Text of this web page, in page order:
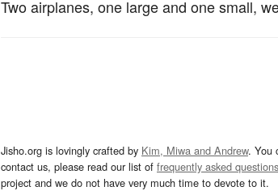
Two airplanes, one large and one small,
Jisho.org is lovingly crafted by Kim, Miwa and Andrew. You
contact us, please read our list of frequently asked questions
project and we do not have very much time to devote to it.